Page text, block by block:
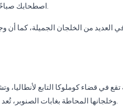
اصطحابك صباحًا من الفندق، تصل إلى ميناء أدرسان حيث تبدأ رحلتك بالقارب.
في قضاء كوملوكا التابع
وخلجانها المحاطة بغابات الصنوبر، تُعد من الوجهات المفضلة لمحبي الطبيعة وعشاق جولات القوارب.